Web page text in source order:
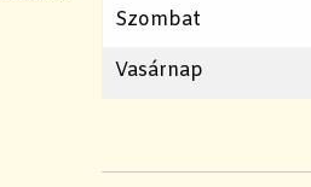
Szombat
Vasárnap